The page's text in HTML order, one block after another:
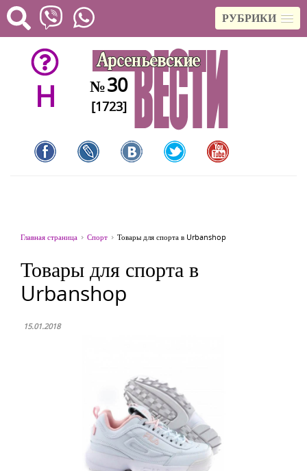
РУБРИКИ
H №30
[1723]
Главная страница Спорт Товары для спорта в Urbanshop
Товары для спорта в
Urbanshop
15.01.2018